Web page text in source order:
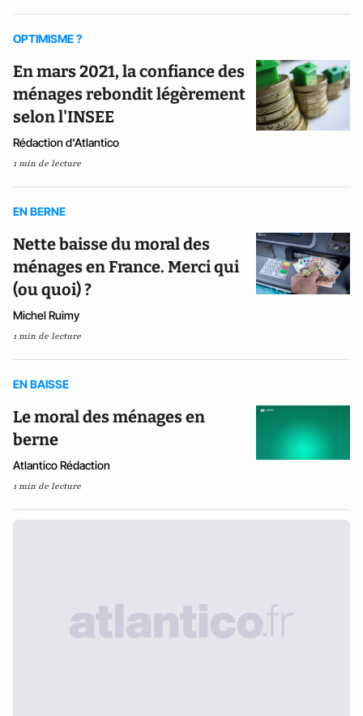
OPTIMISME ?
En mars 2021, la confiance des
ménages rebondit légèrement
selon l'INSEE
Rédaction d'Atlantico
1 min de lecture
EN BERNE
Nette baisse du moral des
ménages en France. Merci qui
(ou quoi) ?
Michel Ruimy
1 min de lecture
EN BAISSE
Le moral des ménages en
berne
Atlantico Rédaction
1 min de lecture